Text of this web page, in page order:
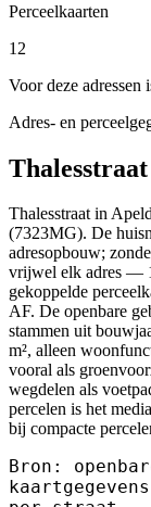
Perceelkaarten
12
Voor deze adressen
Adres- en
Thalesstraat in
(7323MG). De
adresopbouw;
vrijwel elk adres —
gekoppelde
AF. De openbare
stammen uit
m², alleen
vooral als
wegdelen als
percelen is het
bij compacte
Bron: